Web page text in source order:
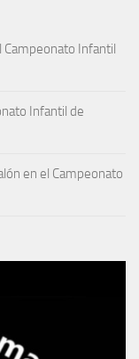
Campeonato Infantil
Infantil de
en el Campeonato